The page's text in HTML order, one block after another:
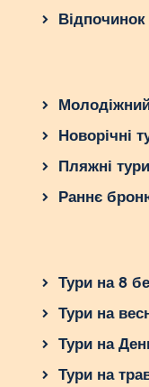
Новорічні
Пляжні тури
Раннє
Тури на 8
Тури на
Тури на
Тури на